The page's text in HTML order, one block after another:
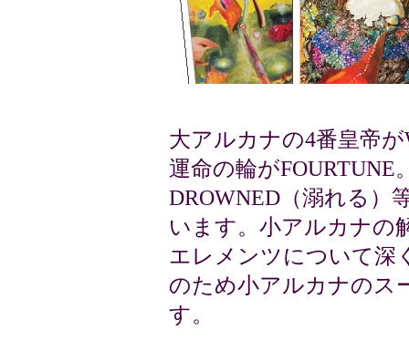
大アルカナの4番皇帝
運命の輪が
DROWNED（溺れる）
います。小アルカナの
エレメンツについて深
のため小アルカナのス
す。